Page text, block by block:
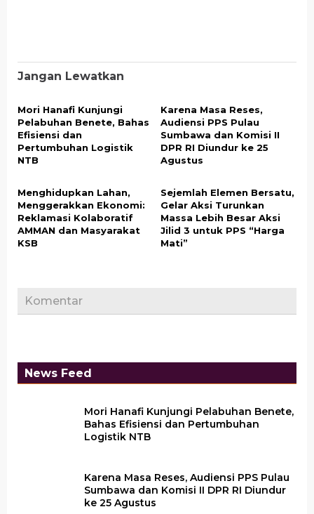
Jangan Lewatkan
Mori Hanafi Kunjungi
Pelabuhan Benete, Bahas
Efisiensi dan
Pertumbuhan Logistik
NTB
Karena Masa Reses,
Audiensi PPS Pulau
Sumbawa dan Komisi II
DPR RI Diundur ke 25
Agustus
Menghidupkan Lahan,
Menggerakkan Ekonomi:
Reklamasi Kolaboratif
AMMAN dan Masyarakat
KSB
Sejemlah Elemen Bersatu,
Gelar Aksi Turunkan
Massa Lebih Besar Aksi
Jilid 3 untuk PPS “Harga
Mati”
Komentar
News Feed
Mori Hanafi Kunjungi Pelabuhan Benete,
Bahas Efisiensi dan Pertumbuhan
Logistik NTB
Karena Masa Reses, Audiensi PPS Pulau
Sumbawa dan Komisi II DPR RI Diundur
ke 25 Agustus